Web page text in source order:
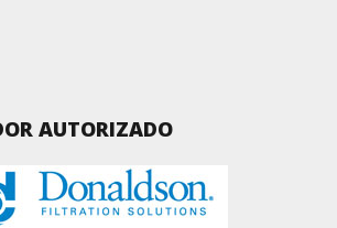
AUTORIZADO